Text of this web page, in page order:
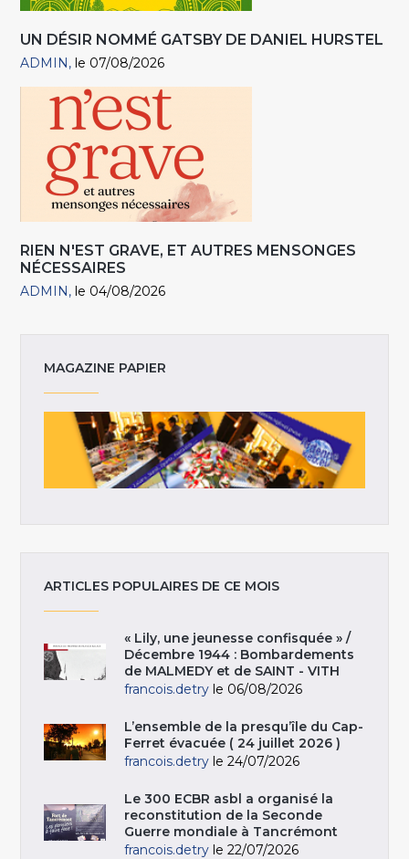
UN DÉSIR NOMMÉ GATSBY DE DANIEL HURSTEL
ADMIN le 07/08/2026
RIEN N'EST GRAVE, ET AUTRES MENSONGES
NÉCESSAIRES
ADMIN le 04/08/2026
MAGAZINE PAPIER
ARTICLES POPULAIRES DE CE MOIS
« Lily, une jeunesse confisquée » /
Décembre 1944 : Bombardements
de MALMEDY et de SAINT - VITH
francois.detry le 06/08/2026
L’ensemble de la presqu’île du Cap-
Ferret évacuée ( 24 juillet 2026 )
francois.detry le 24/07/2026
Le 300 ECBR asbl a organisé la
reconstitution de la Seconde
Guerre mondiale à Tancrémont
francois.detry le 22/07/2026